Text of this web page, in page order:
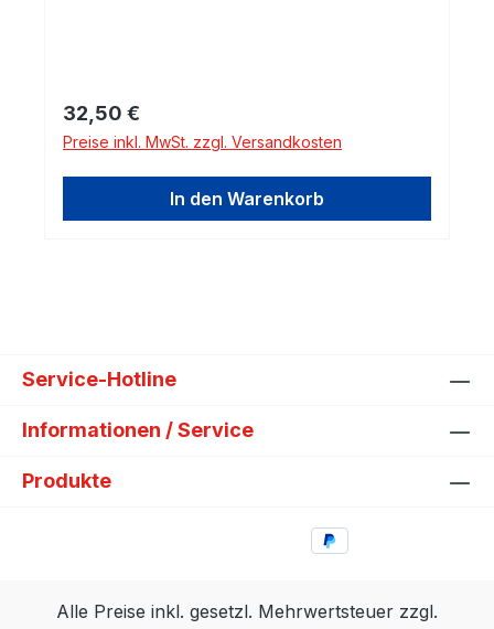
Regulärer Preis:
32,50 €
Preise inkl. MwSt. zzgl. Versandkosten
In den Warenkorb
Service-Hotline
Informationen / Service
Produkte
Alle Preise inkl. gesetzl. Mehrwertsteuer zzgl.